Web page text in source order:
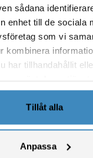
sådana
enhet till de sociala
som vi
kombinera
har tillhandahållit
Tillåt alla
Anpassa
göra för er
Policy
Agreement
AB
2, plan 5